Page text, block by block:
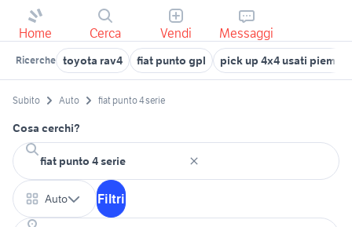
Home Cerca Vendi Messaggi
Ricerche toyota rav4 fiat punto gpl pick up 4x4 usati
Subito Auto fiat punto 4 serie
Cosa cerchi?
Auto Filtri